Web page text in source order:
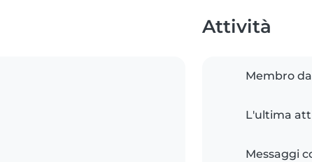
Attività
Membro da
L'ultima
Messaggi